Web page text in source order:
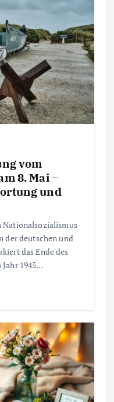
vom
8. Mai –
und
Nationalsozialismus
der deutschen und
das Ende des
1945…